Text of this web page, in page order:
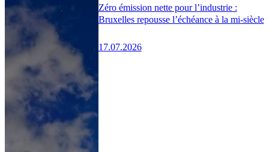
Zéro émission nette pour l’industrie :
Bruxelles repousse l’échéance à la mi-siècle
17.07.2026